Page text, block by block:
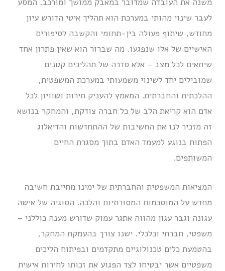
לעבר שינוי מהותי במערכת הוא תהליך איטי הדורש עיון
מחודש, שיתוף פעולה בין-תחומי והקשבה לסיפורים
האישיים של אלו שנפגעו. מה שברור הוא שאין פתרון אחד
שיתאים לכל מצב – אלא סדרה של תהליכים קטנים
שמובילים יחד לשינוי משמעותי במערכת המשפטית,
ההלכתית והחברתית. המאמץ להעניק חירות ושוויון לכל
אדם הוא קריאת הלב של כל חברה צודקת, והמחקר בנושא
זה מזכיר לנו את החשיבות של ההתחדשות והדיאלוג
הפתוח בנוגע למעמד האדם בתוך מסגרת החיים
המשותפים.
המציאות המשפטית והחברתית של ימינו מחייבת חשיבה
מחדש על המוסכמות המסורתיות והלכה. הסוגיה של אישה
עגונה וגבר עגון מהווה אתגר עמוק שדורש מענה כוללני –
משפטי, חברתי וכלכלי. ישנו צורך בהעמקת המחקר,
בהטמעת כלים טכנולוגיים מתקדמים ובפיתוח הליכים
משפטיים אשר יבטיחו לצד הפגוע את זכותו לחירות אישית